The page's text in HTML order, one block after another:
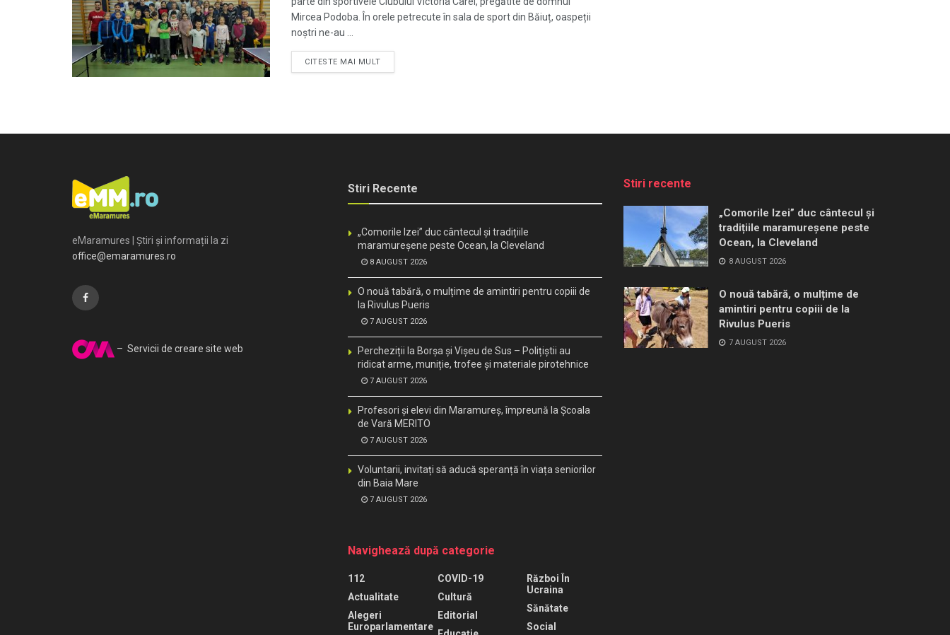
Mircea Podoba. În orele petrecute în sala de sport din Băiuț, oaspeții
noștri ne-au ...
CITESTE MAI MULT
eMaramures | Știri și informații la zi
office@emaramures.ro
– Servicii de creare site web
Stiri Recente
„Comorile Izei” duc cântecul și tradițiile
maramureșene peste Ocean, la Cleveland
8 AUGUST 2026
O nouă tabără, o mulțime de amintiri pentru copiii de
la Rivulus Pueris
7 AUGUST 2026
Percheziții la Borșa și Vișeu de Sus – Polițiștii au
ridicat arme, muniție, trofee și materiale pirotehnice
7 AUGUST 2026
Profesori și elevi din Maramureș, împreună la Școala
de Vară MERITO
7 AUGUST 2026
Voluntarii, invitați să aducă speranță în viața seniorilor
din Baia Mare
7 AUGUST 2026
Navighează după categorie
112
Actualitate
Alegeri
Europarlamentare
COVID-19
Cultură
Editorial
Război În
Ucraina
Sănătate
Social
Stiri recente
„Comorile Izei” duc cântecul și
tradițiile maramureșene peste
Ocean, la Cleveland
8 AUGUST 2026
O nouă tabără, o mulțime de
amintiri pentru copiii de la
Rivulus Pueris
7 AUGUST 2026